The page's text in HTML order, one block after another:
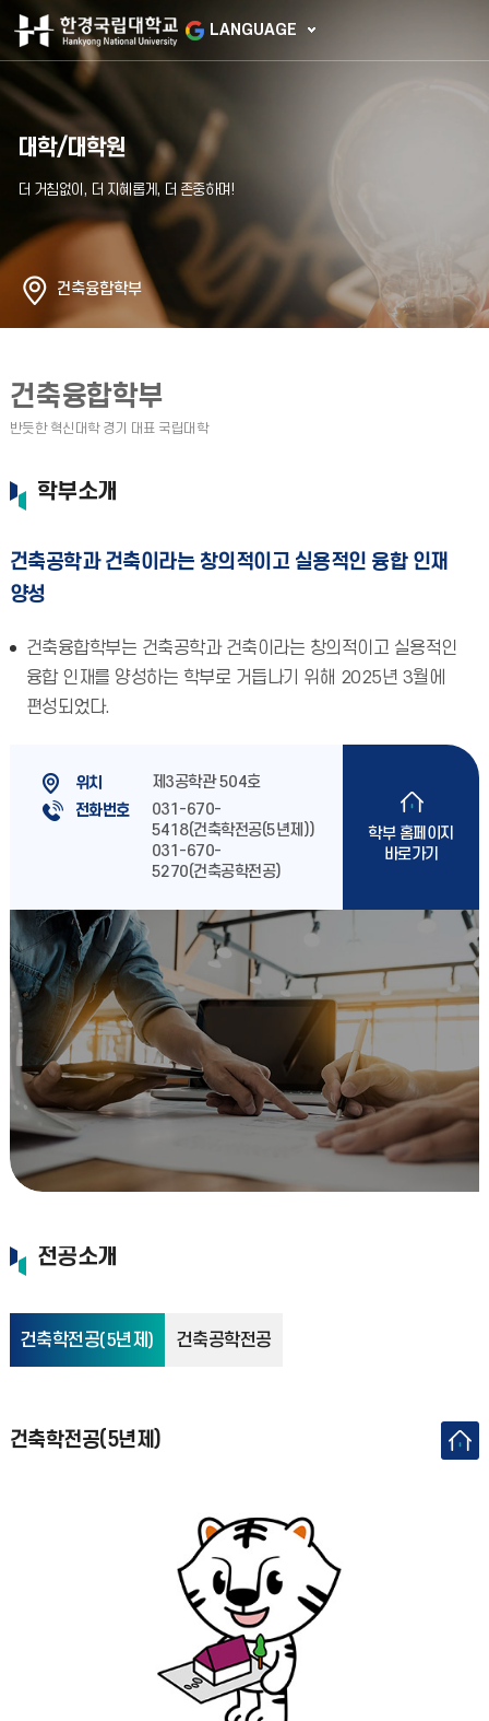
LANGUAGE
대학/대학원
건축융합학부
건축융합학부
학부소개
건축공학과 건축이라는 창의적이고 실용적인 융합 인재
양성
건축융합학부는 건축공학과 건축이라는 창의적이고 실용적인
융합 인재를 양성하는 학부로 거듭나기 위해 2025년 3월에
편성되었다.
위치
제3공학관 504호
전화번호
031-670-
5418(건축학전공(5년제))
031-670-
5270(건축공학전공)
학부 홈페이지
바로가기
전공소개
건축학전공(5년제) 건축공학전공
건축학전공(5년제)